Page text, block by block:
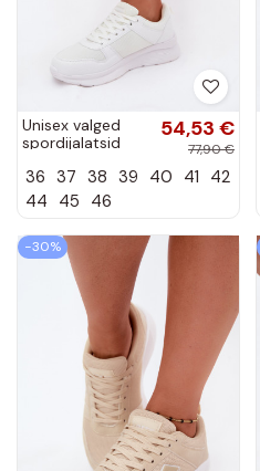
Unisex valged
spordijalatsid
SOBRIO OC
54,53 €
77,90 €
36 37 38 39 40 41 42
44 45 46
−30%